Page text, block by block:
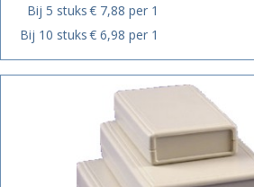
Bij 5 stuks€ 7,88 per 1
Bij 10 stuks€ 6,98 per 1